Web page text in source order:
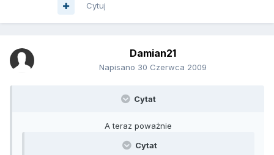
Cytuj
Damian21
Napisano 30 Czerwca 2009
Cytat
A teraz poważnie
Cytat